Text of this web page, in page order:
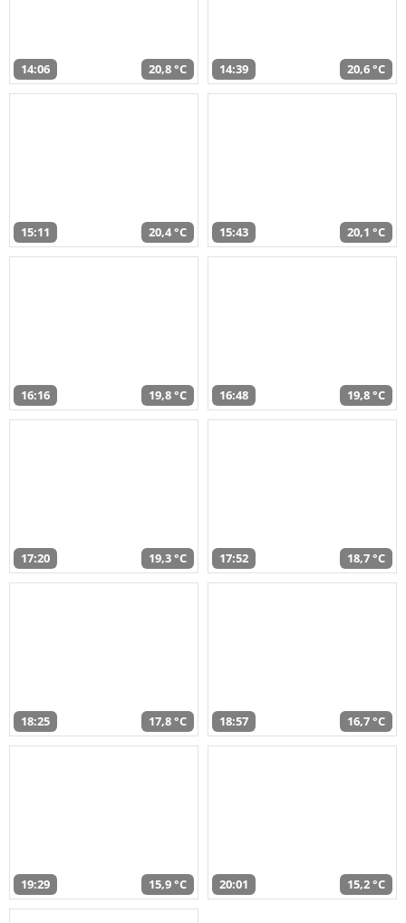
14:06 20,8 °C 14:39 20,6 °C
15:11 20,4 °C 15:43 20,1 °C
16:16 19,8 °C 16:48 19,8 °C
17:20 19,3 °C 17:52 18,7 °C
18:25 17,8 °C 18:57 16,7 °C
19:29 15,9 °C 20:01 15,2 °C